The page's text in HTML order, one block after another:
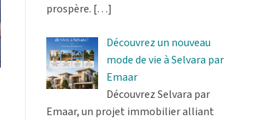
prospère. […]
Découvrez un nouveau
mode de vie à Selvara par
Emaar
Découvrez Selvara par
Emaar, un projet immobilier alliant